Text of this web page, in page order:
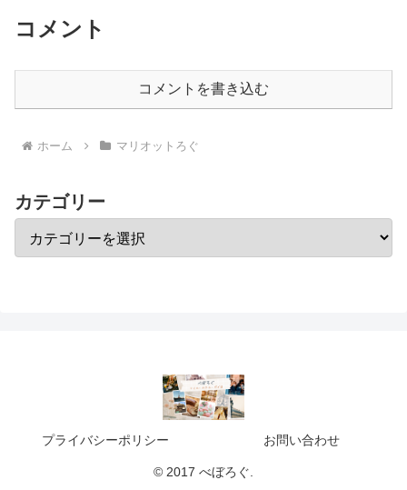
コメント
コメントを書き込む
ホーム マリオットろぐ
カテゴリー
プライバシーポリシー お問い合わせ
© 2017 べぼろぐ.